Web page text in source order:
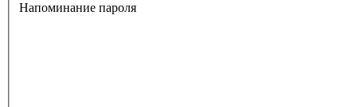
Напоминание пароля